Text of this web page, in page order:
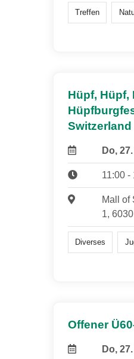
Treffen
Hüpf, Hüpf,
Switzerland
Do,
11:00 -
Mall of
1,
Diverses
Offener
Do,